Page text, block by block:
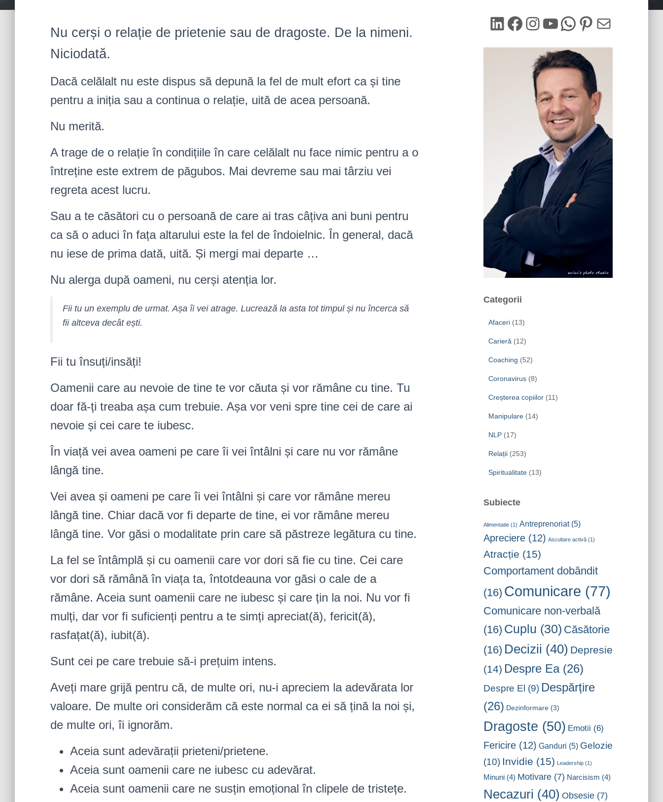
Nu cerși o relație de prietenie sau de dragoste. De la nimeni.
Niciodată.
Dacă celălalt nu este dispus să depună la fel de mult efort ca și tine
pentru a iniția sau a continua o relație, uită de acea persoană.
Nu merită.
A trage de o relație în condițiile în care celălalt nu face nimic pentru a o
întreține este extrem de păgubos. Mai devreme sau mai târziu vei
regreta acest lucru.
Sau a te căsători cu o persoană de care ai tras câțiva ani buni pentru
ca să o aduci în fața altarului este la fel de îndoielnic. În general, dacă
nu iese de prima dată, uită. Și mergi mai departe …
Nu alerga după oameni, nu cerși atenția lor.
Fii tu un exemplu de urmat. Așa îi vei atrage. Lucrează la asta tot timpul și nu încerca să
fii altceva decât ești.
Fii tu însuți/insăți!
Oamenii care au nevoie de tine te vor căuta și vor rămâne cu tine. Tu
doar fă-ți treaba așa cum trebuie. Așa vor veni spre tine cei de care ai
nevoie și cei care te iubesc.
În viață vei avea oameni pe care îi vei întâlni și care nu vor rămâne
lângă tine.
Vei avea și oameni pe care îi vei întâlni și care vor rămâne mereu
lângă tine. Chiar dacă vor fi departe de tine, ei vor rămâne mereu
lângă tine. Vor găsi o modalitate prin care să păstreze legătura cu tine.
La fel se întâmplă și cu oamenii care vor dori să fie cu tine. Cei care
vor dori să rămână în viața ta, întotdeauna vor găsi o cale de a
rămâne. Aceia sunt oamenii care ne iubesc și care țin la noi. Nu vor fi
mulți, dar vor fi suficienți pentru a te simți apreciat(ă), fericit(ă),
rasfațat(ă), iubit(ă).
Sunt cei pe care trebuie să-i prețuim intens.
Aveți mare grijă pentru că, de multe ori, nu-i apreciem la adevărata lor
valoare. De multe ori considerăm că este normal ca ei să țină la noi și,
de multe ori, îi ignorăm.
Aceia sunt adevărații prieteni/prietene.
Aceia sunt oamenii care ne iubesc cu adevărat.
Aceia sunt oamenii care ne susțin emoțional în clipele de tristețe.
LinkedIn Facebook Instagram YouTube WhatsApp Pinterest Mail
Categorii
Afaceri(13)
Carieră (12)
Coaching (52)
Coronavirus(8)
Creșterea copiilor(11)
Manipulare(14)
NLP(17)
Relații(253)
Spiritualitate(13)
Subiecte
Alimentatie(1) Antreprenoriat(5)
Apreciere(12) Ascultare activă(1)
Atracție (15)
Comportament dobândit
(16) Comunicare (77)
Comunicare non-verbală
(16) Cuplu (30) Căsătorie
(16) Decizii (40) Depresie
(14) Despre Ea(26)
Despre El (9) Despărțire
(26) Dezinformare(3)
Dragoste (50) Emotii (6)
Fericire(12) Ganduri (5) Gelozie
(10) Invidie (15) Leadership(1)
Minuni(4) Motivare(7) Narcisism (4)
Necazuri (40) Obsesie(7)